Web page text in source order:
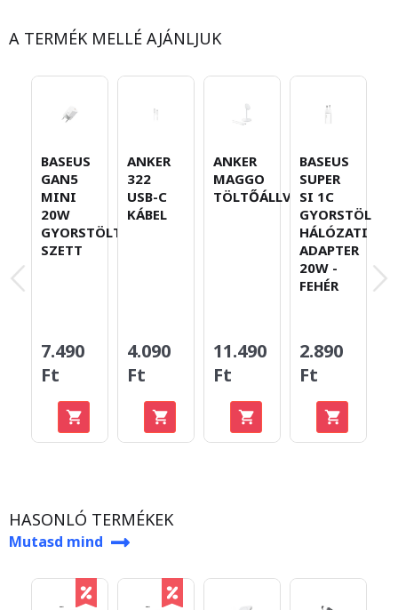
A TERMÉK MELLÉ AJÁNLJUK
BASEUS
GAN5
MINI
20W
GYORSTÖLTŐ
SZETT
7.490
Ft
ANKER
322
USB-C
KÁBEL
4.090
Ft
ANKER
MAGGO
TÖLTŐÁLLVÁNY
11.490
Ft
BASEUS
SUPER
SI 1C
GYORSTÖLTŐ
HÁLÓZATI
ADAPTER
20W -
FEHÉR
2.890
Ft
HASONLÓ TERMÉKEK
Mutasd mind